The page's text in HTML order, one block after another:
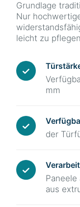
Grundlage
Nur
leicht zu
mm
der
Paneele
aus